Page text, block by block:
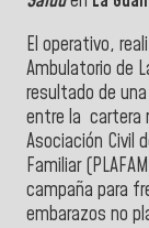
El operativo,
Ambulatorio de
resultado de
entre la cartera
Asociación Civil
Familiar
campaña para
embarazos no